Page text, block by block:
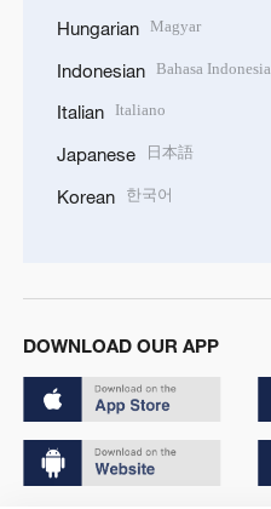
Hungarian Magyar
Indonesian Bahasa Indonesia
Italian Italiano
Japanese 日本語
Korean 한국어
DOWNLOAD OUR APP